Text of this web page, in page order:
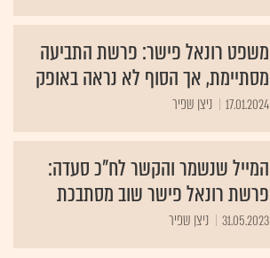
משפט רונאל פישר: פרשת התביעה
מסתיימת, אך הסוף לא נראה באופק
17.01.2024 ניצן שפיר
המייל שנשמר והקשר לח"כ סעדה:
פרשת רונאל פישר שוב מסתבכת
31.05.2023 ניצן שפיר